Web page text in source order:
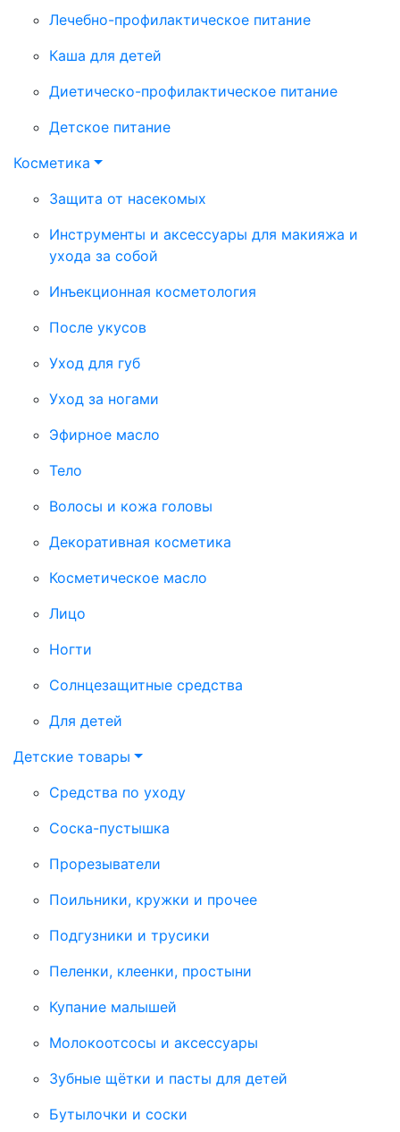
Лечебно-профилактическое питание
Каша для детей
Диетическо-профилактическое питание
Детское питание
Косметика
Защита от насекомых
Инструменты и аксессуары для макияжа и
ухода за собой
Инъекционная косметология
После укусов
Уход для губ
Уход за ногами
Эфирное масло
Тело
Волосы и кожа головы
Декоративная косметика
Косметическое масло
Лицо
Ногти
Солнцезащитные средства
Для детей
Детские товары
Средства по уходу
Соска-пустышка
Прорезыватели
Поильники, кружки и прочее
Подгузники и трусики
Пеленки, клеенки, простыни
Купание малышей
Молокоотсосы и аксессуары
Зубные щётки и пасты для детей
Бутылочки и соски